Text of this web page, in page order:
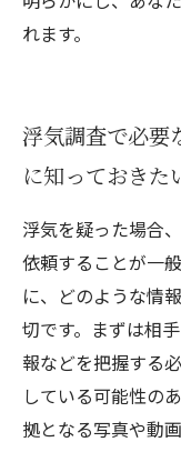
れます。
浮気調査で必要
に知っておきた
浮気を疑った場合
依頼することが一
に、どのような情
切です。まずは相
報などを把握する
している可能性の
拠となる写真や動